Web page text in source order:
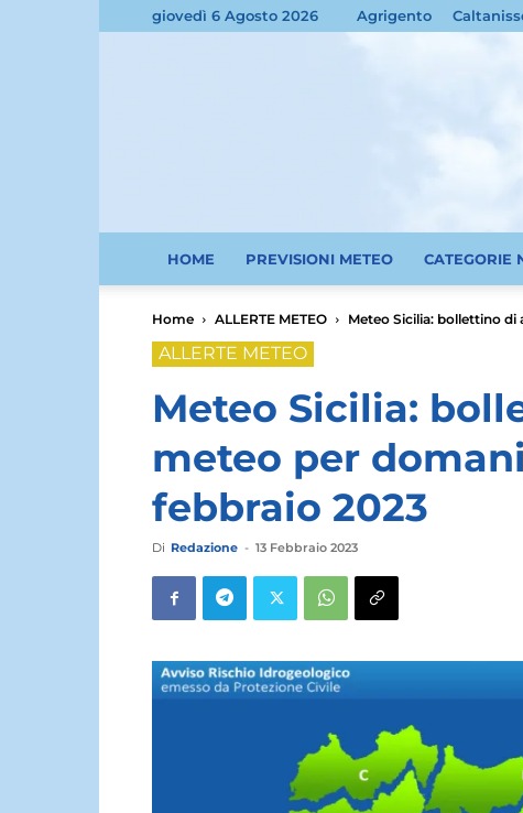
giovedì 6 Agosto 2026 Agrigento
HOME PREVISIONI METEO CATEGORIE
Home ALLERTE METEO Meteo Sicilia: bollettino di
ALLERTE METEO
Meteo Sicilia:
meteo per
febbraio 2023
Di Redazione - 13 Febbraio 2023